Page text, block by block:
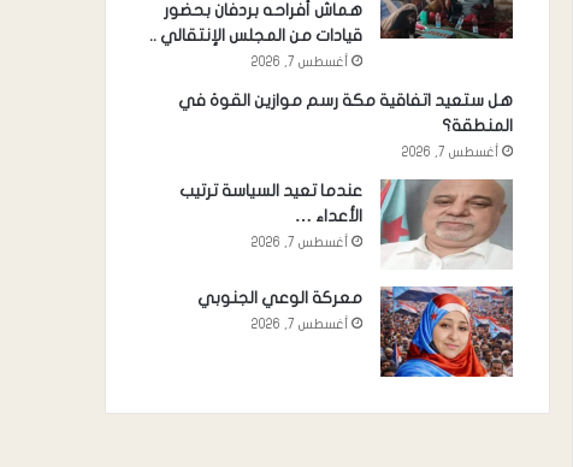
هماش أفراحه بردفان بحضور
قيادات من المجلس الإنتقالي ..
أغسطس 7, 2026
هل ستعيد اتفاقية مكة رسم موازين القوة في
المنطقة؟
أغسطس 7, 2026
عندما تعيد السياسة ترتيب
الأعداء …
أغسطس 7, 2026
معركة الوعي الجنوبي
أغسطس 7, 2026